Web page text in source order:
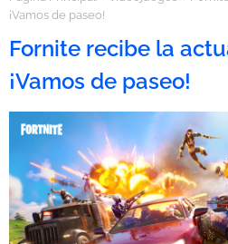
¡Vamos de paseo!
Fornite recibe la
¡Vamos de paseo!